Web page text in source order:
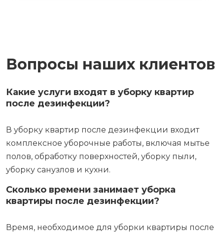
Вопросы наших клиентов
Какие услуги входят в уборку квартир
после дезинфекции?
В уборку квартир после дезинфекции входит
комплексное уборочные работы, включая мытье
полов, обработку поверхностей, уборку пыли,
уборку санузлов и кухни.
Сколько времени занимает уборка
квартиры после дезинфекции?
Время, необходимое для уборки квартиры после